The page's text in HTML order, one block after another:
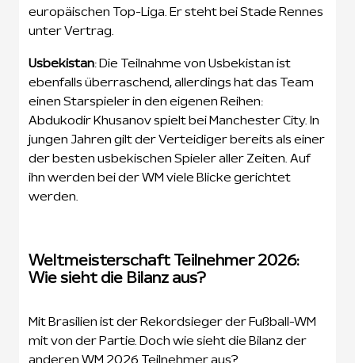
europäischen Top-Liga. Er steht bei Stade Rennes
unter Vertrag.
Usbekistan: Die Teilnahme von Usbekistan ist
ebenfalls überraschend, allerdings hat das Team
einen Starspieler in den eigenen Reihen:
Abdukodir Khusanov spielt bei Manchester City. In
jungen Jahren gilt der Verteidiger bereits als einer
der besten usbekischen Spieler aller Zeiten. Auf
ihn werden bei der WM viele Blicke gerichtet
werden.
Weltmeisterschaft Teilnehmer 2026:
Wie sieht die Bilanz aus?
Mit Brasilien ist der Rekordsieger der Fußball-WM
mit von der Partie. Doch wie sieht die Bilanz der
anderen WM 2026 Teilnehmer aus?